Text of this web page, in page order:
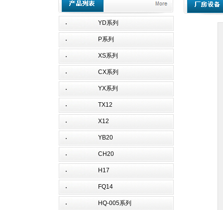
YD系列
P系列
XS系列
CX系列
YX系列
TX12
X12
YB20
CH20
H17
FQ14
HQ-005系列